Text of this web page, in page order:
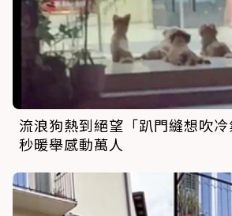
流浪狗熱到絕望「趴門縫想吹
秒暖舉感動萬人